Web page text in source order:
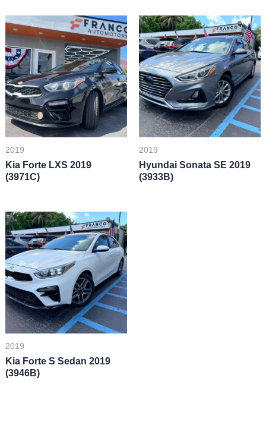
2019
Kia Forte LXS 2019
(3971C)
2019
Hyundai Sonata SE 2019
(3933B)
2019
Kia Forte S Sedan 2019
(3946B)